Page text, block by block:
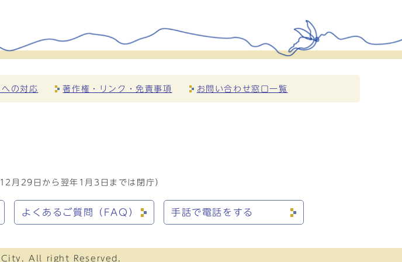
の対応 著作権・リンク・免責事項 お問い合わせ窓口一覧
月29日から翌年1月3日までは閉庁）
よくあるご質問（FAQ） 手話で電話をする
All right Reserved.